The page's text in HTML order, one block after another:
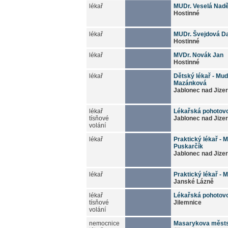
lékař
MUDr. Veselá
Hostinné
lékař
MUDr. Švejdová
Hostinné
lékař
MVDr. Novák Jan
Hostinné
lékař
Dětský lékař -
Mazánková
Jablonec nad
lékař
tísňové
volání
Lékařská
Jablonec nad
lékař
Praktický lékař -
Puskarčík
Jablonec nad
lékař
Praktický lékař -
Janské Lázně
lékař
tísňové
volání
Lékařská
Jilemnice
nemocnice
Masarykova